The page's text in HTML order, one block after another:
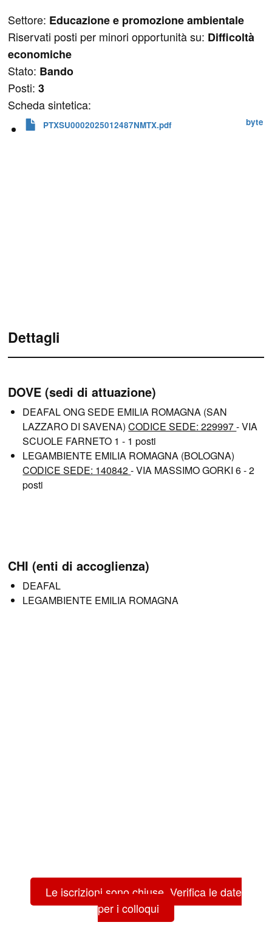
Dettagli
CHI (enti di accoglienza)
DEAFAL
LEGAMBIENTE EMILIA ROMAGNA
DOVE (sedi di attuazione)
DEAFAL ONG SEDE EMILIA ROMAGNA (SAN
LAZZARO DI SAVENA)CODICE SEDE: 229997- VIA
SCUOLE FARNETO 1 - 1 posti
LEGAMBIENTE EMILIA ROMAGNA (BOLOGNA)
CODICE SEDE: 140842- VIA MASSIMO GORKI 6 - 2
posti
Le iscrizioni sono chiuse. Verifica le date
per i colloqui
Settore: Educazione e promozione ambientale
Riservati posti per minori opportunità su: Difficoltà
economiche
Stato: Bando
Posti:3
Scheda sintetica:
PTXSU0002025012487NMTX.pdf byte